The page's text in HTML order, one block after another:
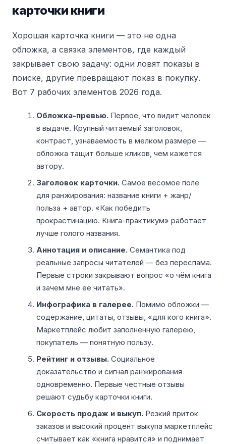
карточки книги
Хорошая карточка книги — это не одна
обложка, а связка элементов, где каждый
закрывает свою задачу: одни ловят показы в
поиске, другие превращают показ в покупку.
Вот 7 рабочих элементов 2026 года.
Обложка-превью. Первое, что видит человек
в выдаче. Крупный читаемый заголовок,
контраст, узнаваемость в мелком размере —
обложка тащит больше кликов, чем кажется
автору.
Заголовок карточки. Самое весомое поле
для ранжирования: название книги + жанр/
польза + автор. «Как победить
прокрастинацию. Книга-практикум» работает
лучше голого названия.
Аннотация и описание. Семантика под
реальные запросы читателей — без переспама.
Первые строки закрывают вопрос «о чём книга
и зачем мне её читать».
Инфографика в галерее. Помимо обложки —
содержание, цитаты, отзывы, «для кого книга».
Маркетплейс любит заполненную галерею,
покупатель — понятную пользу.
Рейтинг и отзывы. Социальное
доказательство и сигнал ранжирования
одновременно. Первые честные отзывы
решают судьбу карточки книги.
Скорость продаж и выкуп. Резкий приток
заказов и высокий процент выкупа маркетплейс
считывает как «книга нравится» и поднимает